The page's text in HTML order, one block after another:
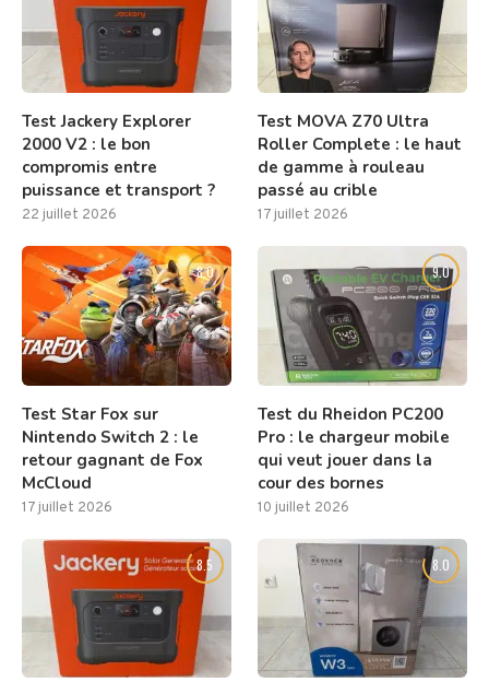
Test Jackery Explorer
2000 V2 : le bon
compromis entre
puissance et transport ?
22 juillet 2026
Test MOVA Z70 Ultra
Roller Complete : le haut
de gamme à rouleau
passé au crible
17 juillet 2026
8.0
Test Star Fox sur
Nintendo Switch 2 : le
retour gagnant de Fox
McCloud
17 juillet 2026
9.0
Test du Rheidon PC200
Pro : le chargeur mobile
qui veut jouer dans la
cour des bornes
10 juillet 2026
8.5 8.0